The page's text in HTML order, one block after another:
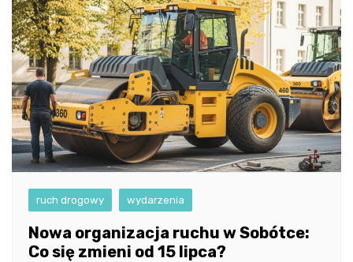
ruch drogowy wydarzenia
Nowa organizacja ruchu w Sobótce:
Co się zmieni od 15 lipca?